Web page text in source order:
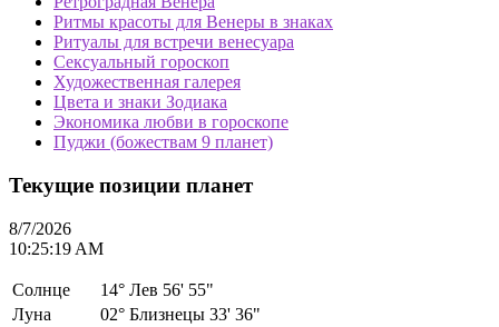
Ритмы красоты для Венеры в знаках
Ритуалы для встречи венесуара
Сексуальный гороскоп
Художественная галерея
Цвета и знаки Зодиака
Экономика любви в гороскопе
Пуджи (божествам 9 планет)
Текущие позиции планет
8/7/2026
10:25:19 AM
Солнце 14° Лев 56' 55"
Луна
02° Близнецы 33' 36"